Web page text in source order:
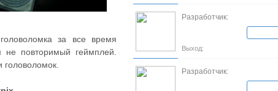
за все время
повторимый геймплей.
Разработчик:
Выход:
Разработчик: